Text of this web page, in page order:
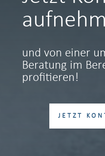
und von einer
Beratung im
profitieren!
JETZT